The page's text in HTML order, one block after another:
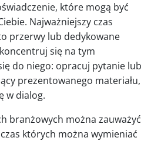
które mogą być
Najważniejszy czas
przerwy lub dedykowane
się na tym
do niego: opracuj pytanie lub
prezentowanego materiału,
w dialog.
branżowych można zauważyć
których można wymieniać